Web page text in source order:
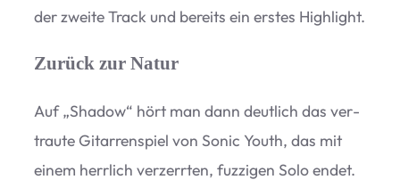
der zweite Track und bereits ein ers­tes Highlight.
Zurück zur Natur
Auf„Shadow“ hört man dann deut­lich das ver­
traute Gitar­ren­spiel von Sonic Youth, das mit
einem herr­lich ver­zerr­ten, fuz­zi­gen Solo endet.